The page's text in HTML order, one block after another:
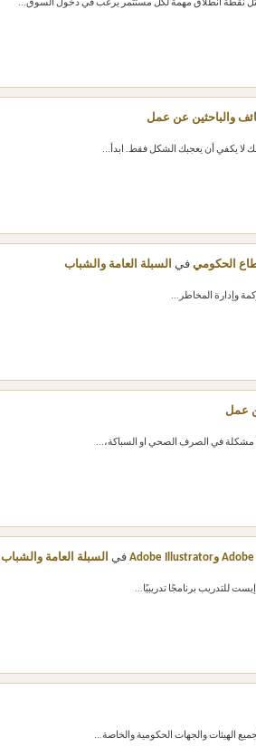
نقطة انطلاق مهمة لكل مستثمر يرغب في دخول السوق...
والباحثين عن عمل
لا يكفي أن يعجبك الشكل فقط. ابدأ...
في السبلة العامة والشباب
عمل
في السبلة العامة والشباب